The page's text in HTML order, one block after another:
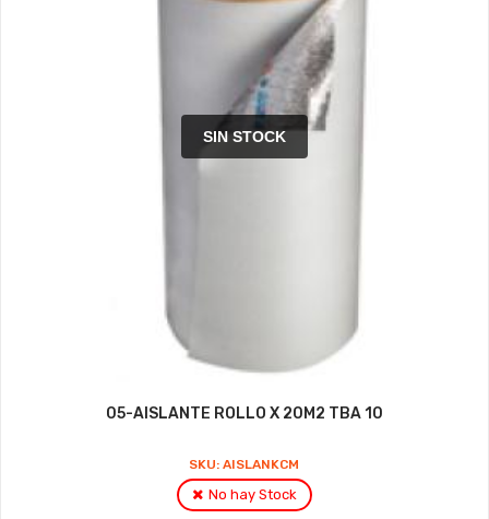
SIN STOCK
05-AISLANTE ROLLO X 20M2 TBA 10
SKU: AISLANKCM
No hay Stock